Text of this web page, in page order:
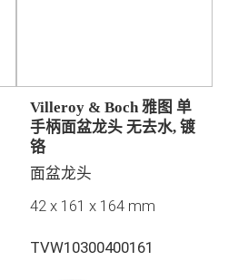
Villeroy & Boch 雅图 单
手柄面盆龙头 无去水, 镀
铬
面盆龙头
42 x 161 x 164 mm
TVW10300400161